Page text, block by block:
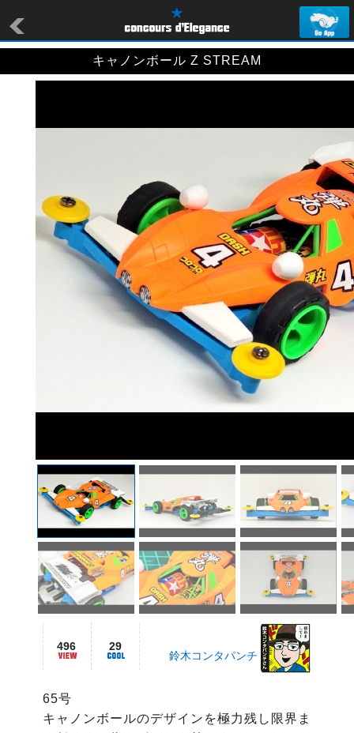
キャノンボール Z STREAM
496 29
鈴木コンタパンチ
65号
キャノンボールのデザインを極力残し限界ま